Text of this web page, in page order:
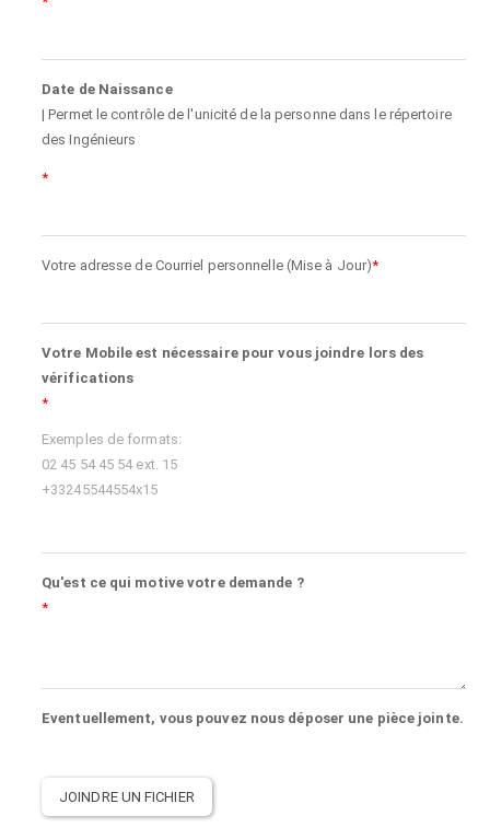
Date de Naissance
| Permet le contrôle de l'unicité de la personne dans le répertoire
des Ingénieurs
Votre adresse de Courriel personnelle (Mise à Jour)
Votre Mobile est nécessaire pour vous joindre lors des
vérifications
Exemples de formats:
02 45 54 45 54 ext. 15
+33245544554x15
Qu'est ce qui motive votre demande ?
Eventuellement, vous pouvez nous déposer une pièce jointe.
JOINDRE UN FICHIER